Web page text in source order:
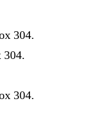
304.
304.
304.